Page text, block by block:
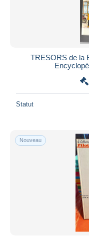
TRESORS de la
Statut
Nouveau